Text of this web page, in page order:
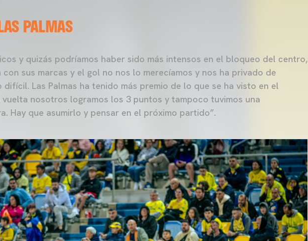
PALMAS
y quizás podríamos haber sido más intensos en el bloqueo del centro,
sus marcas y el gol no nos lo merecíamos y nos ha privado de
Las Palmas ha tenido más premio de lo que se ha visto en el
nosotros logramos los 3 puntos y tampoco tuvimos una
Hay que asumirlo y pensar en el próximo partido”.